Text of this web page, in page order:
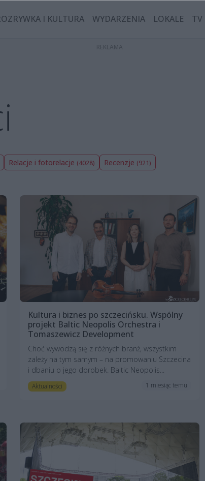
I KULTURA WYDARZENIA LOKALE TV
Relacje i fotorelacje (4028) Recenzje (921)
Kultura i biznes po szczecińsku. Wspólny
projekt Baltic Neopolis Orchestra i
Tomaszewicz Development
Choć wywodzą się z różnych branż, wszystkim
zależy na tym samym – na promowaniu Szczecina
i dbaniu o jego dorobek. Baltic Neopolis...
Aktualności 1 miesiąc temu